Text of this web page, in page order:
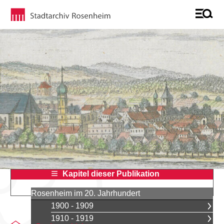
Kapitel dieser Publikation
Rosenheim im 20. Jahrhundert
1900 - 1909
1910 - 1919
Sie befinden sich auf der Seite "Georg Mühlbauer, ein